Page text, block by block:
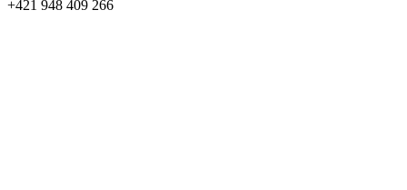
+421 948 409 266